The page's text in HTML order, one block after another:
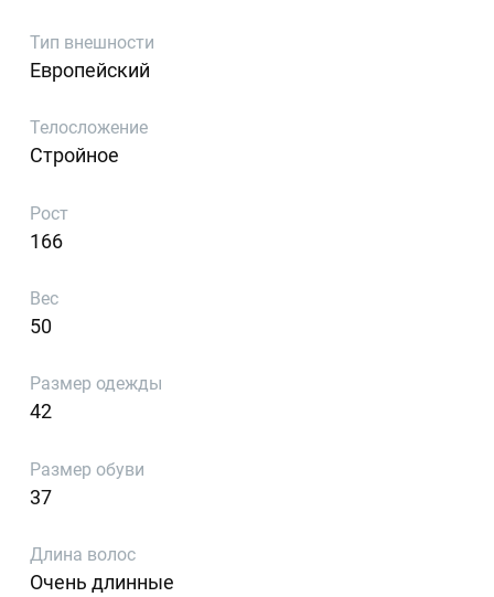
Тип внешности
Европейский
Телосложение
Стройное
Рост
166
Вес
50
Размер одежды
42
Размер обуви
37
Длина волос
Очень длинные